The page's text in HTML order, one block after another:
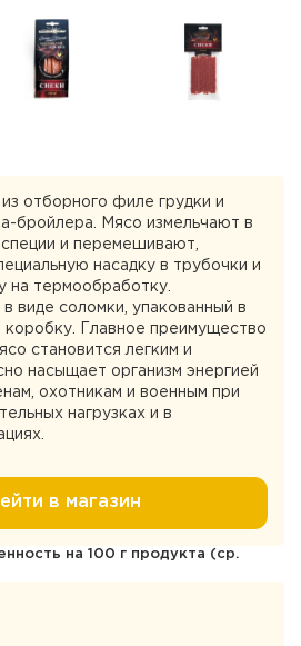
отборного филе грудки и
бройлера. Мясо измельчают в
и перемешивают,
насадку в трубочки и
на термообработку.
в виде соломки, упакованный в
коробку. Главное преимущество
становится легким и
насыщает организм энергией
охотникам и военным при
нагрузках и в
в магазин
на 100 г продукта (ср.